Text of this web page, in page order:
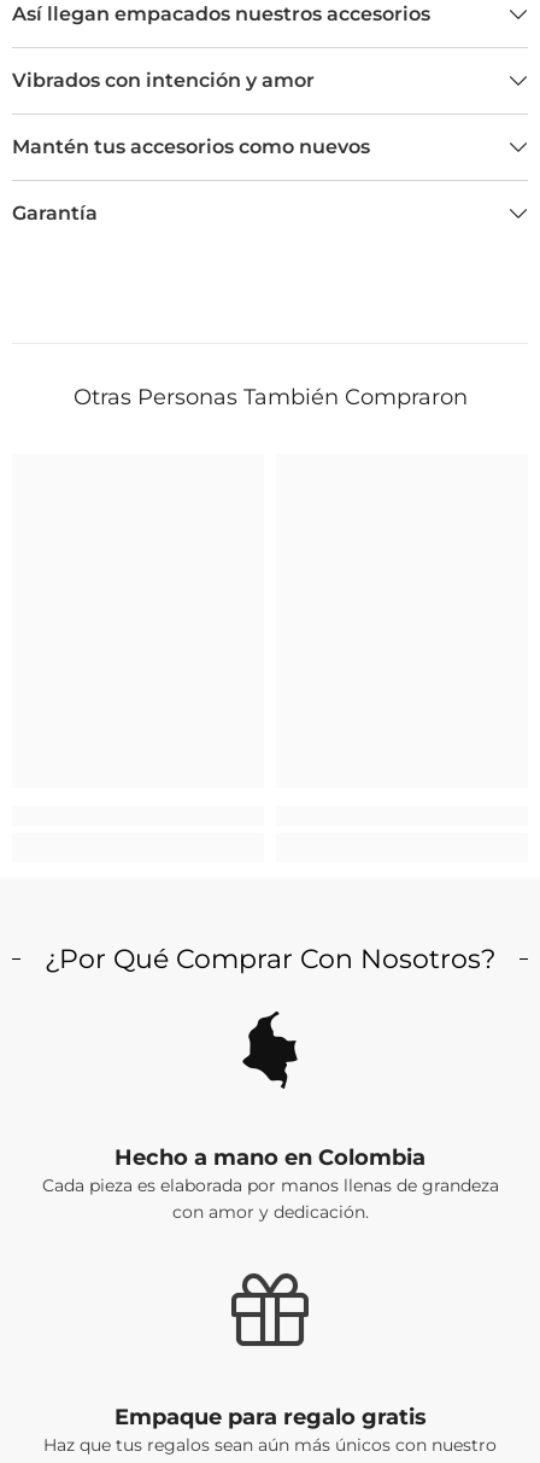
Así llegan empacados nuestros accesorios
Vibrados con intención y amor
Mantén tus accesorios como nuevos
Garantía
Otras Personas También Compraron
¿Por Qué Comprar Con Nosotros?
Hecho a mano en Colombia
Cada pieza es elaborada por manos llenas de grandeza
con amor y dedicación.
Empaque para regalo gratis
Haz que tus regalos sean aún más únicos con nuestro